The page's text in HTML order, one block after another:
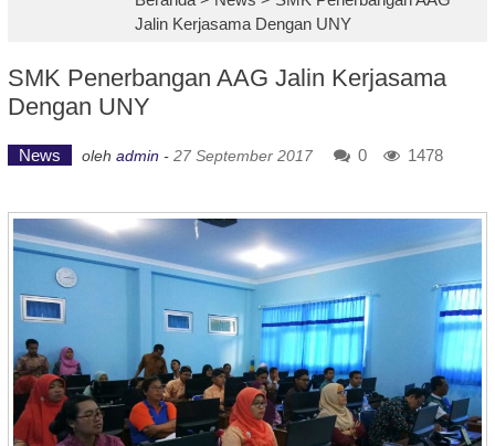
Jalin Kerjasama Dengan UNY
SMK Penerbangan AAG Jalin Kerjasama
Dengan UNY
News oleh admin - 27 September 2017 0 1478